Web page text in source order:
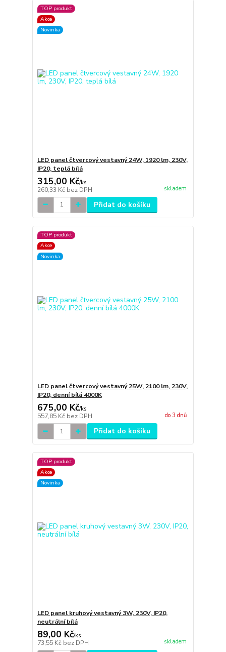
TOP produkt
Akce
Novinka
LED panel čtvercový vestavný 24W, 1920 lm, 230V,
IP20, teplá bílá
315,00 Kč/ks
260,33 Kč bez DPH skladem
Přidat do košíku
TOP produkt
Akce
Novinka
LED panel čtvercový vestavný 25W, 2100 lm, 230V,
IP20, denní bílá 4000K
675,00 Kč/ks
557,85 Kč bez DPH do 3 dnů
Přidat do košíku
TOP produkt
Akce
Novinka
LED panel kruhový vestavný 3W, 230V, IP20,
neutrální bílá
89,00 Kč/ks
73,55 Kč bez DPH skladem